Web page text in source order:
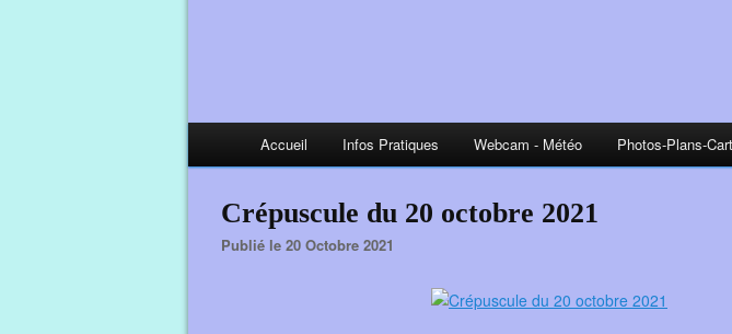
Accueil Infos Pratiques Webcam - Météo Photos-Plans-
Crépuscule du 20 octobre 2021
Publié le 20 Octobre 2021